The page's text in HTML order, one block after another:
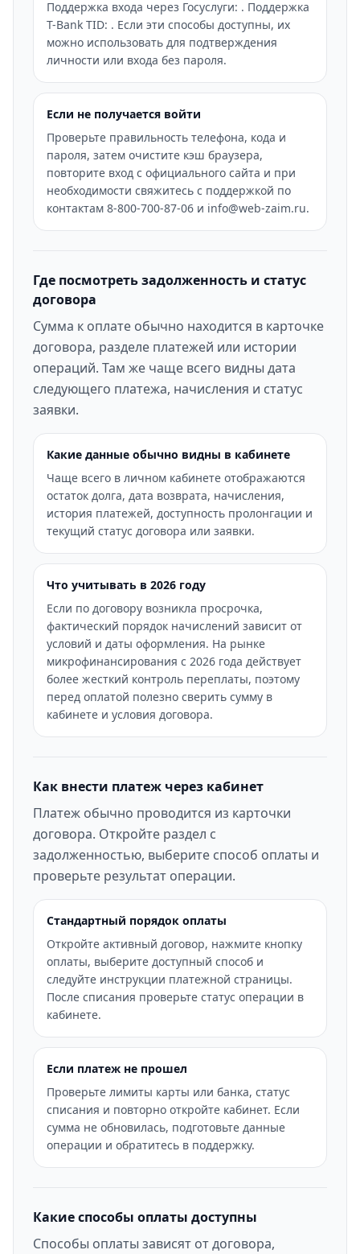
Поддержка входа через Госуслуги: . Поддержка
T-Bank TID: . Если эти способы доступны, их
можно использовать для подтверждения
личности или входа без пароля.
Если не получается войти
Проверьте правильность телефона, кода и
пароля, затем очистите кэш браузера,
повторите вход с официального сайта и при
необходимости свяжитесь с поддержкой по
контактам 8-800-700-87-06 и info@web-zaim.ru.
Где посмотреть задолженность и статус
договора
Сумма к оплате обычно находится в карточке
договора, разделе платежей или истории
операций. Там же чаще всего видны дата
следующего платежа, начисления и статус
заявки.
Какие данные обычно видны в кабинете
Чаще всего в личном кабинете отображаются
остаток долга, дата возврата, начисления,
история платежей, доступность пролонгации и
текущий статус договора или заявки.
Что учитывать в 2026 году
Если по договору возникла просрочка,
фактический порядок начислений зависит от
условий и даты оформления. На рынке
микрофинансирования с 2026 года действует
более жесткий контроль переплаты, поэтому
перед оплатой полезно сверить сумму в
кабинете и условия договора.
Как внести платеж через кабинет
Платеж обычно проводится из карточки
договора. Откройте раздел с
задолженностью, выберите способ оплаты и
проверьте результат операции.
Стандартный порядок оплаты
Откройте активный договор, нажмите кнопку
оплаты, выберите доступный способ и
следуйте инструкции платежной страницы.
После списания проверьте статус операции в
кабинете.
Если платеж не прошел
Проверьте лимиты карты или банка, статус
списания и повторно откройте кабинет. Если
сумма не обновилась, подготовьте данные
операции и обратитесь в поддержку.
Какие способы оплаты доступны
Способы оплаты зависят от договора,